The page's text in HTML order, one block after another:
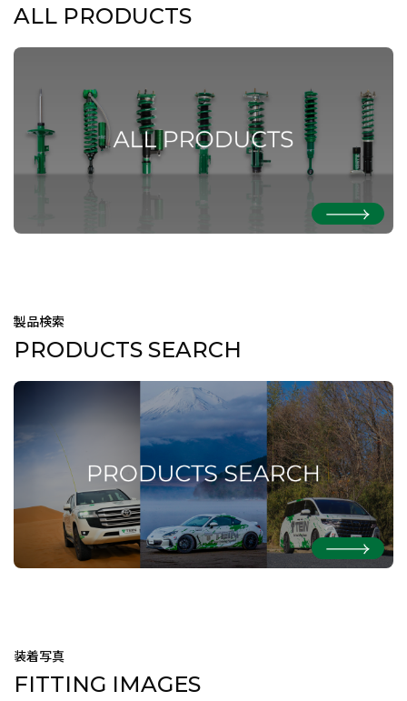
ALL PRODUCTS
製品検索
PRODUCTS SEARCH
装着写真
FITTING IMAGES